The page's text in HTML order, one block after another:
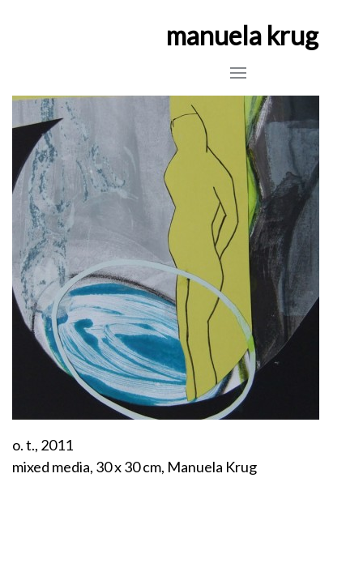
manuela krug
o. t., 2011
mixed media, 30 x 30 cm, Manuela Krug